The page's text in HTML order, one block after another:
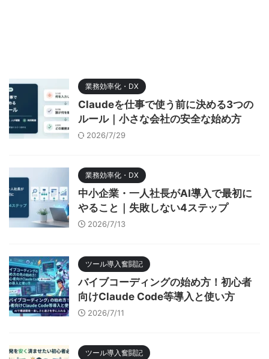
業務効率化・DX
Claudeを仕事で使う前に決める3つの
ルール｜小さな会社の安全な始め方
2026/7/29
業務効率化・DX
中小企業・一人社長がAI導入で最初に
やること｜失敗しない4ステップ
2026/7/13
ツール導入奮闘記
バイブコーディングの始め方！初心者
向けClaude Code等導入と使い方
2026/7/11
ツール導入奮闘記